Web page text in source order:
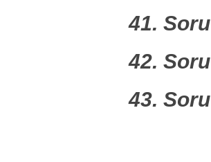
41. Soru
42. Soru
43. Soru